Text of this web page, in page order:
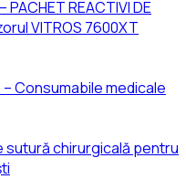
REACTIVI DE
VITROS 7600XT
Consumabile medicale
sutură chirurgicală pentru